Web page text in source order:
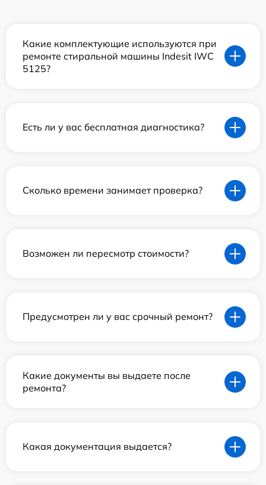
Какие комплектующие используются при
ремонте стиральной машины Indesit IWC
5125?
Есть ли у вас бесплатная диагностика?
Сколько времени занимает проверка?
Возможен ли пересмотр стоимости?
Предусмотрен ли у вас срочный ремонт?
Какие документы вы выдаете после
ремонта?
Какая документация выдается?